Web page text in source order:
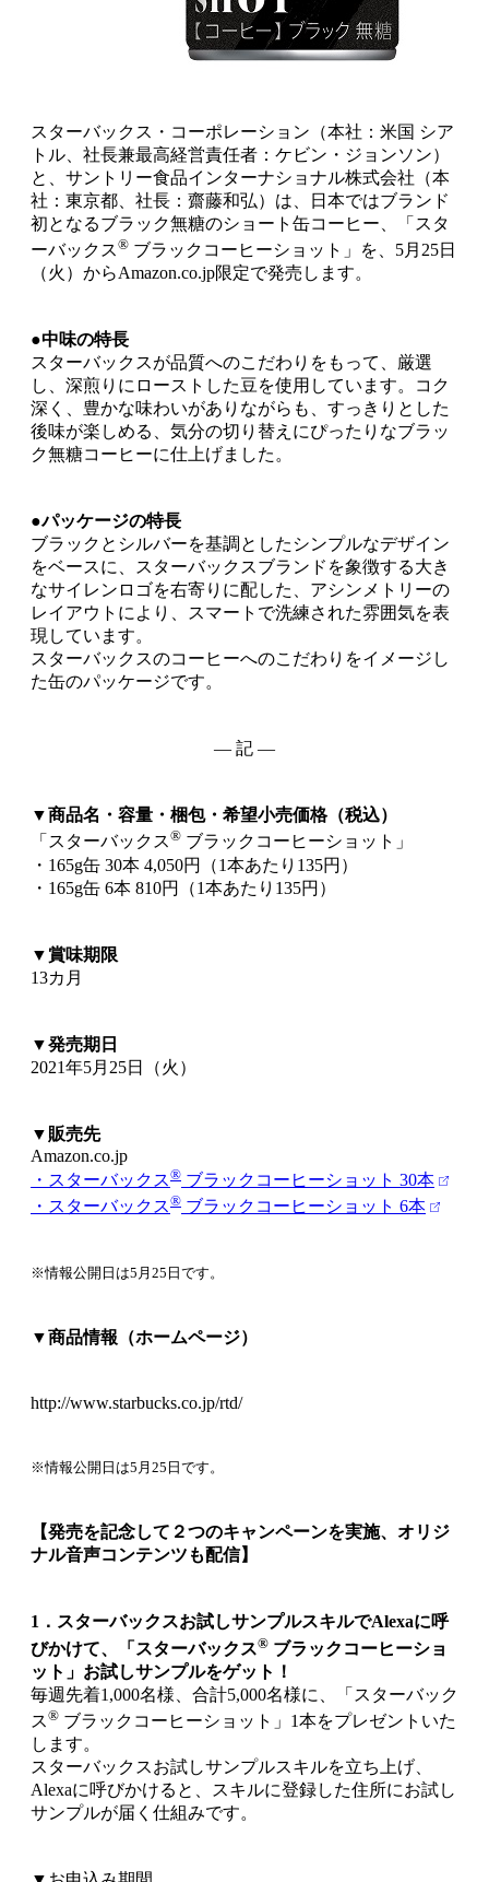
スターバックス・コーポレーション（本社：米国 シア
トル、社長兼最高経営責任者：ケビン・ジョンソン）
と、サントリー食品インターナショナル株式会社（本
社：東京都、社長：齋藤和弘）は、日本ではブランド
初となるブラック無糖のショート缶コーヒー、「スタ
ーバックス® ブラックコーヒーショット」を、5月25日
（火）からAmazon.co.jp限定で発売します。
●中味の特長
スターバックスが品質へのこだわりをもって、厳選
し、深煎りにローストした豆を使用しています。コク
深く、豊かな味わいがありながらも、すっきりとした
後味が楽しめる、気分の切り替えにぴったりなブラッ
ク無糖コーヒーに仕上げました。
●パッケージの特長
ブラックとシルバーを基調としたシンプルなデザイン
をベースに、スターバックスブランドを象徴する大き
なサイレンロゴを右寄りに配した、アシンメトリーの
レイアウトにより、スマートで洗練された雰囲気を表
現しています。
スターバックスのコーヒーへのこだわりをイメージし
た缶のパッケージです。
― 記 ―
▼商品名・容量・梱包・希望小売価格（税込）
「スターバックス® ブラックコーヒーショット」
・165g缶 30本 4,050円（1本あたり135円）
・165g缶 6本 810円（1本あたり135円）
▼賞味期限
13カ月
▼発売期日
2021年5月25日（火）
▼販売先
Amazon.co.jp
・スターバックス® ブラックコーヒーショット 30本
・スターバックス® ブラックコーヒーショット 6本
※情報公開日は5月25日です。
▼商品情報（ホームページ）
http://www.starbucks.co.jp/rtd/
※情報公開日は5月25日です。
【発売を記念して２つのキャンペーンを実施、オリジ
ナル音声コンテンツも配信】
1．スターバックスお試しサンプルスキルでAlexaに呼
びかけて、「スターバックス® ブラックコーヒーショ
ット」お試しサンプルをゲット！
毎週先着1,000名様、合計5,000名様に、「スターバック
ス® ブラックコーヒーショット」1本をプレゼントいた
します。
スターバックスお試しサンプルスキルを立ち上げ、
Alexaに呼びかけると、スキルに登録した住所にお試し
サンプルが届く仕組みです。